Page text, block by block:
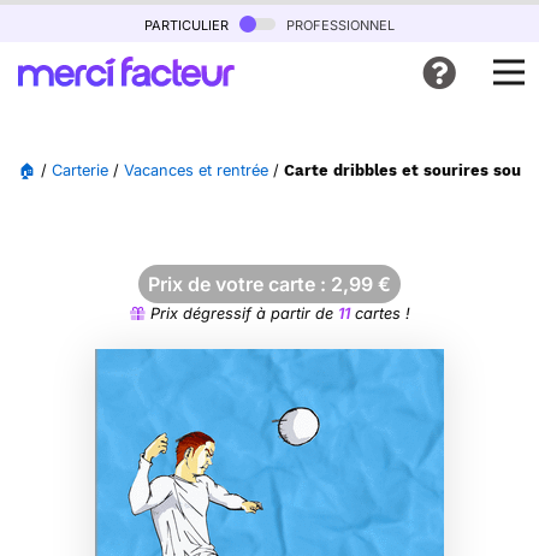
particulier professionnel
🏠 / Carterie / Vacances et rentrée / Carte dribbles et sourires sous
Prix de votre carte : 2,99 €
Prix dégressif à partir de 11cartes !